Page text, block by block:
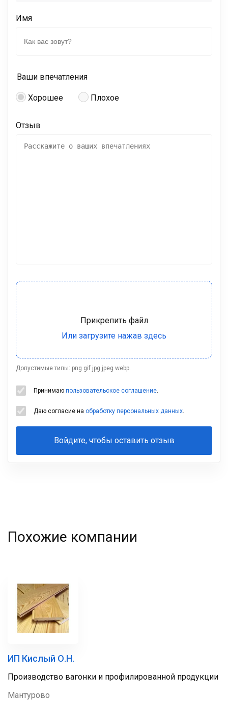
Имя
Ваши впечатления
Хорошее Плохое
Отзыв
Допустимые типы: png gif jpg jpeg webp.
Принимаю пользовательское соглашение.
Даю согласие на обработку персональных данных.
Войдите, чтобы оставить отзыв
Ваша
Похожие компании
ИП Кислый О.Н.
Производство вагонки и профилированной продукции
Мантурово